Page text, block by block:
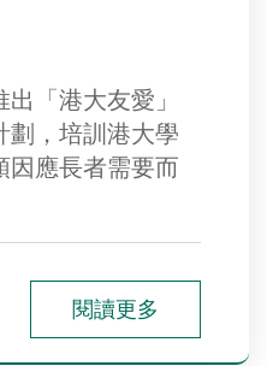
「港大友愛」
劃，培訓港大學
因應長者需要而
閱讀更多